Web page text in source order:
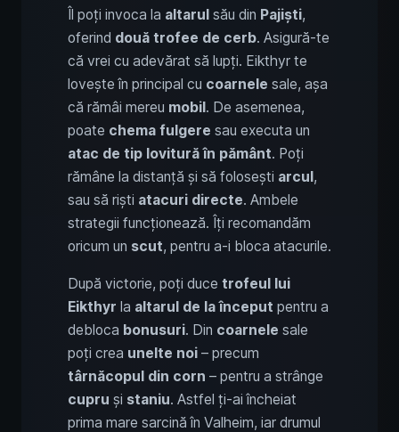
Îl poți invoca la altarul său din Pajiști,
oferind două trofee de cerb. Asigură-te
că vrei cu adevărat să lupți. Eikthyr te
lovește în principal cu coarnele sale, așa
că rămâi mereu mobil. De asemenea,
poate chema fulgere sau executa un
atac de tip lovitură în pământ. Poți
rămâne la distanță și să folosești arcul,
sau să riști atacuri directe. Ambele
strategii funcționează. Îți recomandăm
oricum un scut, pentru a-i bloca atacurile.
După victorie, poți duce trofeul lui
Eikthyr la altarul de la început pentru a
debloca bonusuri. Din coarnele sale
poți crea unelte noi – precum
târnăcopul din corn – pentru a strânge
cupru și staniu. Astfel ți-ai încheiat
prima mare sarcină în Valheim, iar drumul